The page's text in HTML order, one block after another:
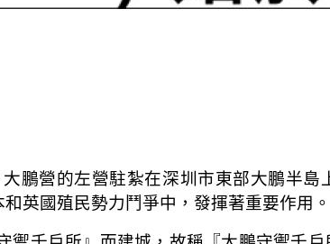
鵬營的左營駐紮在深圳市東部大鵬半
英國殖民勢力鬥爭中，發揮著重要作用。